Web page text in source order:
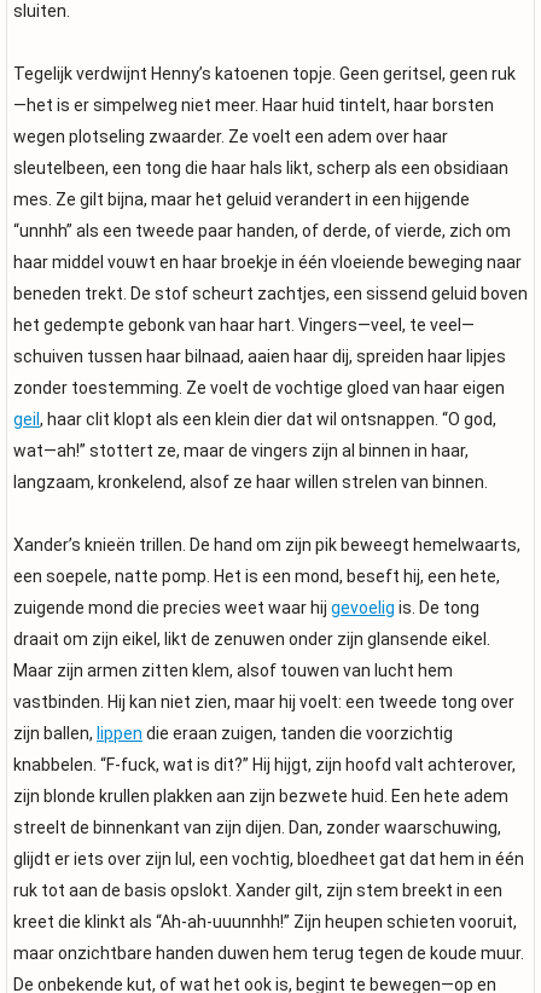
sluiten.
Tegelijk verdwijnt Henny’s katoenen topje. Geen geritsel, geen ruk
—het is er simpelweg niet meer. Haar huid tintelt, haar borsten
wegen plotseling zwaarder. Ze voelt een adem over haar
sleutelbeen, een tong die haar hals likt, scherp als een obsidiaan
mes. Ze gilt bijna, maar het geluid verandert in een hijgende
“unnhh” als een tweede paar handen, of derde, of vierde, zich om
haar middel vouwt en haar broekje in één vloeiende beweging naar
beneden trekt. De stof scheurt zachtjes, een sissend geluid boven
het gedempte gebonk van haar hart. Vingers—veel, te veel—
schuiven tussen haar bilnaad, aaien haar dij, spreiden haar lipjes
zonder toestemming. Ze voelt de vochtige gloed van haar eigen
geil , haar clit klopt als een klein dier dat wil ontsnappen. “O god,
wat—ah!” stottert ze, maar de vingers zijn al binnen in haar,
langzaam, kronkelend, alsof ze haar willen strelen van binnen.
Xander’s knieën trillen. De hand om zijn pik beweegt hemelwaarts,
een soepele, natte pomp. Het is een mond, beseft hij, een hete,
zuigende mond die precies weet waar hij gevoelig is. De tong
draait om zijn eikel, likt de zenuwen onder zijn glansende eikel.
Maar zijn armen zitten klem, alsof touwen van lucht hem
vastbinden. Hij kan niet zien, maar hij voelt: een tweede tong over
zijn ballen, lippen die eraan zuigen, tanden die voorzichtig
knabbelen. “F-fuck, wat is dit?” Hij hijgt, zijn hoofd valt achterover,
zijn blonde krullen plakken aan zijn bezwete huid. Een hete adem
streelt de binnenkant van zijn dijen. Dan, zonder waarschuwing,
glijdt er iets over zijn lul, een vochtig, bloedheet gat dat hem in één
ruk tot aan de basis opslokt. Xander gilt, zijn stem breekt in een
kreet die klinkt als “Ah-ah-uuunnhh!” Zijn heupen schieten vooruit,
maar onzichtbare handen duwen hem terug tegen de koude muur.
De onbekende kut, of wat het ook is, begint te bewegen—op en